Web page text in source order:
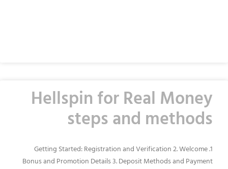
Hellspin for Real Money
steps and methods
1. Getting Started: Registration and Verification 2. Welcome
Bonus and Promotion Details 3. Deposit Methods and Payment